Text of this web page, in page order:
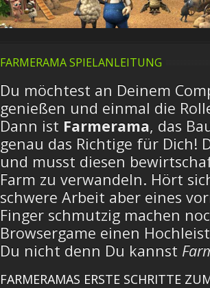
FARMERAMA SPIELANLEITUNG
Du möchtest an Deinem
genießen und einmal die
Dann ist Farmerama, das
genau das Richtige für
und musst diesen
Farm zu verwandeln. Hört
schwere Arbeit aber eines
Finger schmutzig machen
Browsergame einen
Du nicht denn Du kannst
FARMERAMAS ERSTE SCHRITTE